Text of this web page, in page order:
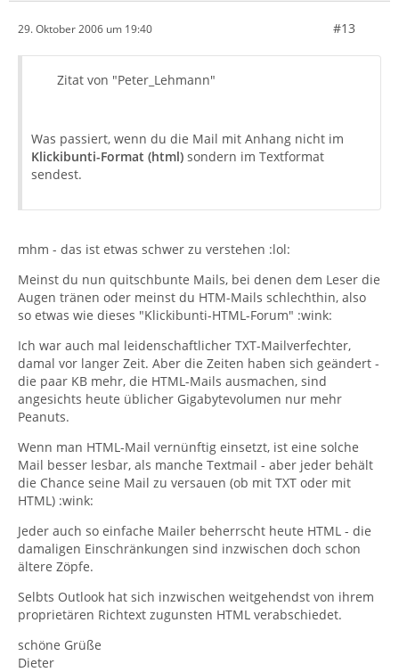
29. Oktober 2006 um 19:40 #13
Zitat von "Peter_Lehmann"
Was passiert, wenn du die Mail mit Anhang nicht im
Klickibunti-Format (html) sondern im Textformat
sendest.
mhm - das ist etwas schwer zu verstehen :lol:
Meinst du nun quitschbunte Mails, bei denen dem Leser die
Augen tränen oder meinst du HTM-Mails schlechthin, also
so etwas wie dieses "Klickibunti-HTML-Forum" :wink:
Ich war auch mal leidenschaftlicher TXT-Mailverfechter,
damal vor langer Zeit. Aber die Zeiten haben sich geändert -
die paar KB mehr, die HTML-Mails ausmachen, sind
angesichts heute üblicher Gigabytevolumen nur mehr
Peanuts.
Wenn man HTML-Mail vernünftig einsetzt, ist eine solche
Mail besser lesbar, als manche Textmail - aber jeder behält
die Chance seine Mail zu versauen (ob mit TXT oder mit
HTML) :wink:
Jeder auch so einfache Mailer beherrscht heute HTML - die
damaligen Einschränkungen sind inzwischen doch schon
ältere Zöpfe.
Selbts Outlook hat sich inzwischen weitgehendst von ihrem
proprietären Richtext zugunsten HTML verabschiedet.
schöne Grüße
Dieter